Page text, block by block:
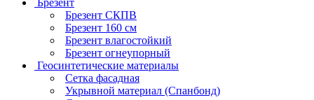
Брезент СКПВ
Брезент 160 см
Брезент влагостойкий
Брезент огнеупорный
Геосинтетические материалы
Сетка фасадная
Укрывной материал (Спанбонд)